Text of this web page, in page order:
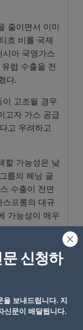
줄이면서 이미
흐 비롤 국제
아 국영가스
럽 수출을 전
다.
고조될 경우
고자 가스 공급
고 우려하고
할 가능성은 낮
룹의 헤닝 글
수출이 전면
프롬의 대규
가능성이 매우
재 및 재배포 금지
문 신청하
을 보내드립니다. 지
신문이 배달됩니다.